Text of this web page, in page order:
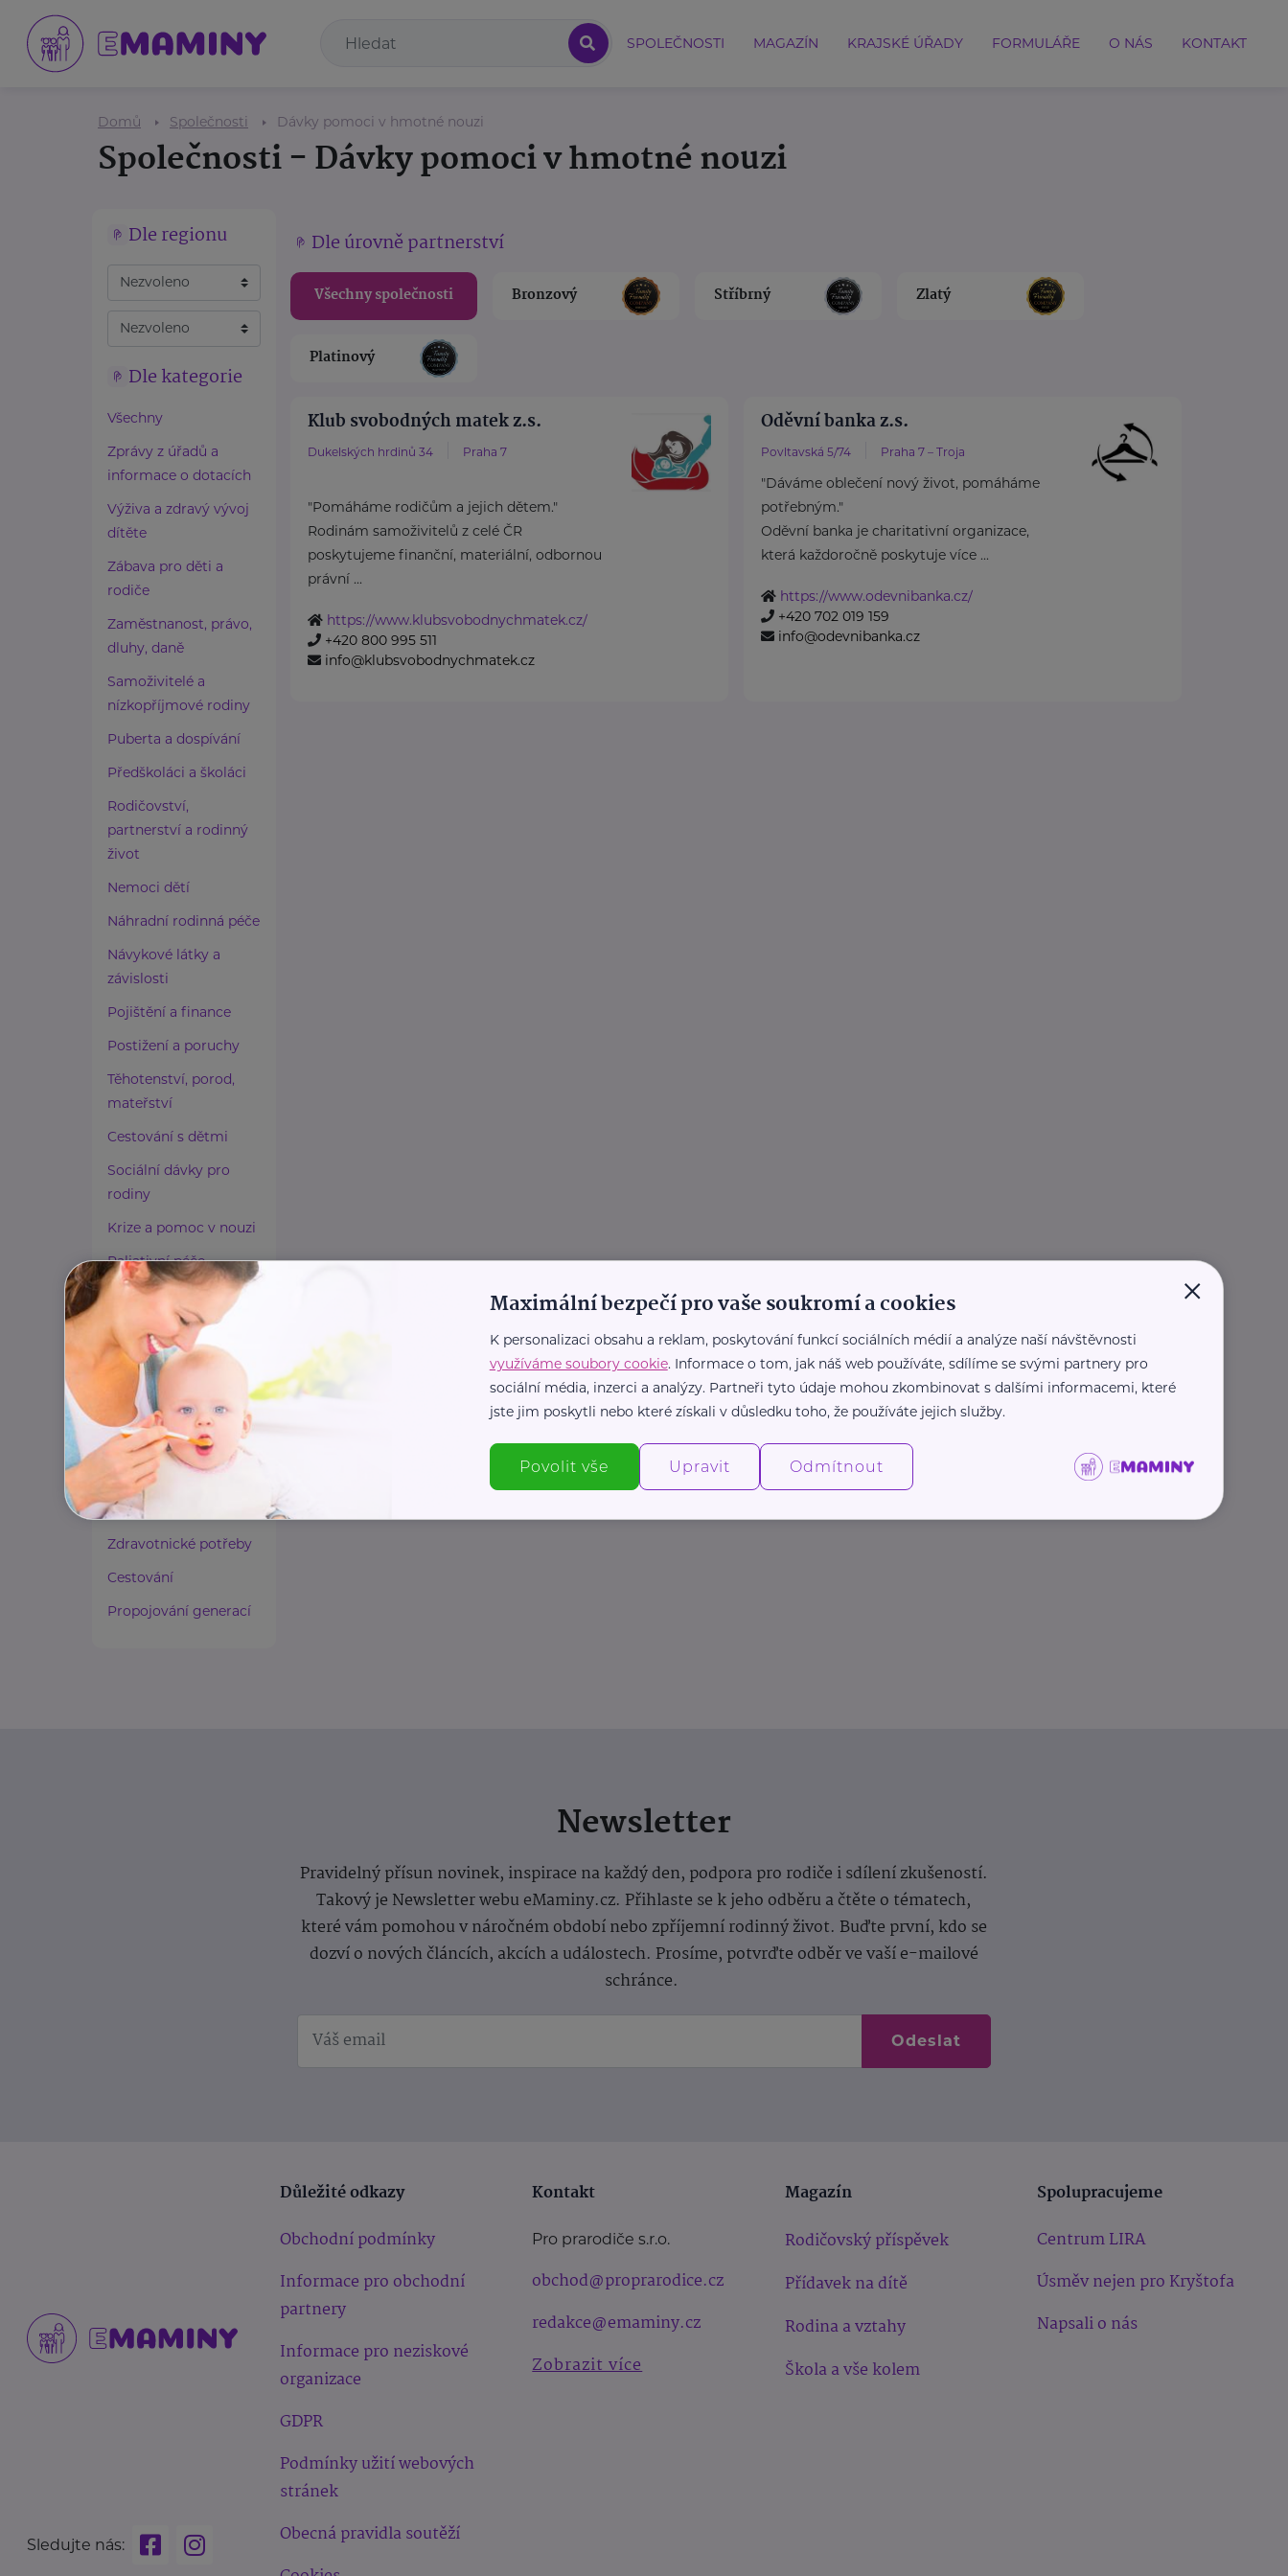
SPOLEČNOSTI MAGAZÍN KRAJSKÉ ÚŘADY FORMULÁŘE O NÁS KONTAKT
Domů Společnosti Dávky pomoci v hmotné nouzi
Společnosti - Dávky pomoci v hmotné nouzi
Dle regionu
Dle kategorie
Všechny
Zprávy z úřadů a
informace o dotacích
Výživa a zdravý vývoj
dítěte
Zábava pro děti a
rodiče
Zaměstnanost, právo,
dluhy, daně
Samoživitelé a
nízkopříjmové rodiny
Puberta a dospívání
Předškoláci a školáci
Rodičovství,
partnerství a rodinný
život
Nemoci dětí
Náhradní rodinná péče
Návykové látky a
závislosti
Pojištění a finance
Postižení a poruchy
Těhotenství, porod,
mateřství
Cestování s dětmi
Sociální dávky pro
rodiny
Krize a pomoc v nouzi
Paliativní péče
Rady a tipy
Harmonie duše a těla
Zaměstnávání osob ze
zdravotním
postižením
Lázeňství a wellness
Zdravé spaní a sezení
Zdravé obutí
Zdravotnické potřeby
Cestování
Propojování generací
Dle úrovně partnerství
Všechny společnosti Bronzový Stříbrný Zlatý
Platinový
Klub svobodných matek z.s.
Dukelských hrdinů 34 Praha 7
"Pomáháme rodičům a jejich dětem."
Rodinám samoživitelů z celé ČR
poskytujeme finanční, materiální, odbornou
právní ...
https://www.klubsvobodnychmatek.cz/
+420 800 995 511
info@klubsvobodnychmatek.cz
Oděvní banka z.s.
Povltavská 5/74 Praha 7 – Troja
"Dáváme oblečení nový život, pomáháme
potřebným."
Oděvní banka je charitativní organizace,
která každoročně poskytuje více ...
https://www.odevnibanka.cz/
+420 702 019 159
info@odevnibanka.cz
Newsletter
Pravidelný přísun novinek, inspirace na každý den, podpora pro rodiče i sdílení zkušeností.
Takový je Newsletter webu eMaminy.cz. Přihlaste se k jeho odběru a čtěte o tématech,
které vám pomohou v náročném období nebo zpříjemní rodinný život. Buďte první, kdo se
dozví o nových článcích, akcích a událostech. Prosíme, potvrďte odběr ve vaší e-mailové
schránce.
Odeslat
Sledujte nás:
Důležité odkazy
Obchodní podmínky
Informace pro obchodní
partnery
Informace pro neziskové
organizace
GDPR
Podmínky užití webových
stránek
Obecná pravidla soutěží
Kontakt
Pro prarodiče s.r.o.
obchod@proprarodice.cz
redakce@emaminy.cz
Zobrazit více
Magazín
Rodičovský příspěvek
Přídavek na dítě
Rodina a vztahy
Škola a vše kolem
Spolupracujeme
Centrum LIRA
Úsměv nejen pro Kryštofa
Napsali o nás
×
Maximální bezpečí pro vaše soukromí a cookies
K personalizaci obsahu a reklam, poskytování funkcí sociálních médií a analýze naší návštěvnosti
využíváme soubory cookie. Informace o tom, jak náš web používáte, sdílíme se svými partnery pro
sociální média, inzerci a analýzy. Partneři tyto údaje mohou zkombinovat s dalšími informacemi, které
jste jim poskytli nebo které získali v důsledku toho, že používáte jejich služby.
Povolit vše Upravit Odmítnout